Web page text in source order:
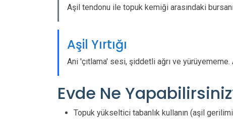
Aşil tendonu ile topuk kemiği arasındaki
Aşil Yırtığı
Ani 'çıtlama' sesi, şiddetli ağrı ve yürüyememe.
Evde Ne
Topuk yükseltici tabanlık kullanın (aşil